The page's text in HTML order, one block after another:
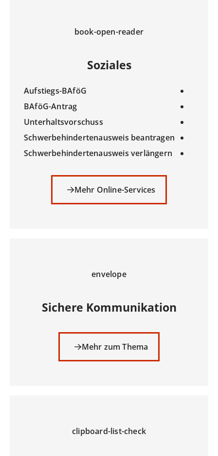
book-open-reader
Soziales
Aufstiegs-BAföG
BAföG-Antrag
Unterhaltsvorschuss
Schwerbehindertenausweis beantragen
Schwerbehindertenausweis verlängern
Mehr Online-Services
envelope
Sichere Kommunikation
Mehr zum Thema
clipboard-list-check